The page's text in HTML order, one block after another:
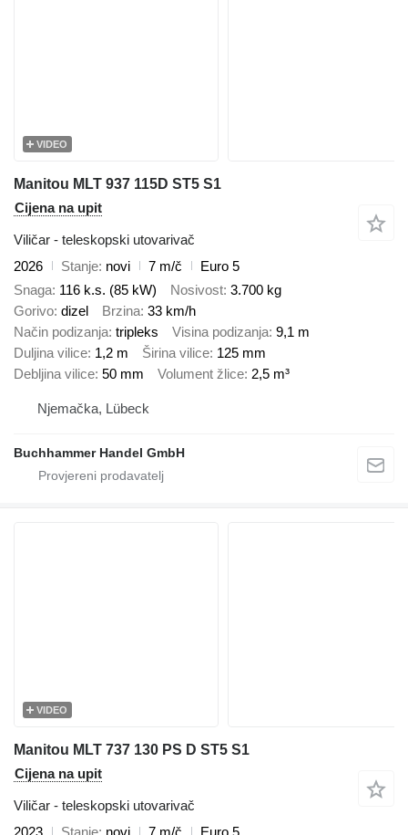
VIDEO
Manitou MLT 937 115D ST5 S1
Cijena na upit
Viličar - teleskopski utovarivač
2026
Stanje novi 7 m/č
Euro 5
Snaga 116 k.s. (85 kW) Nosivost 3.700 kg
Gorivo dizel Brzina 33 km/h
Način podizanja tripleks Visina podizanja 9,1 m
Duljina vilice 1,2 m Širina vilice 125 mm
Debljina vilice 50 mm Volument žlice 2,5 m³
Njemačka, Lübeck
Buchhammer Handel GmbH
VIDEO
Manitou MLT 737 130 PS D ST5 S1
Cijena na upit
Viličar - teleskopski utovarivač
2023
Stanje novi 7 m/č Euro 5